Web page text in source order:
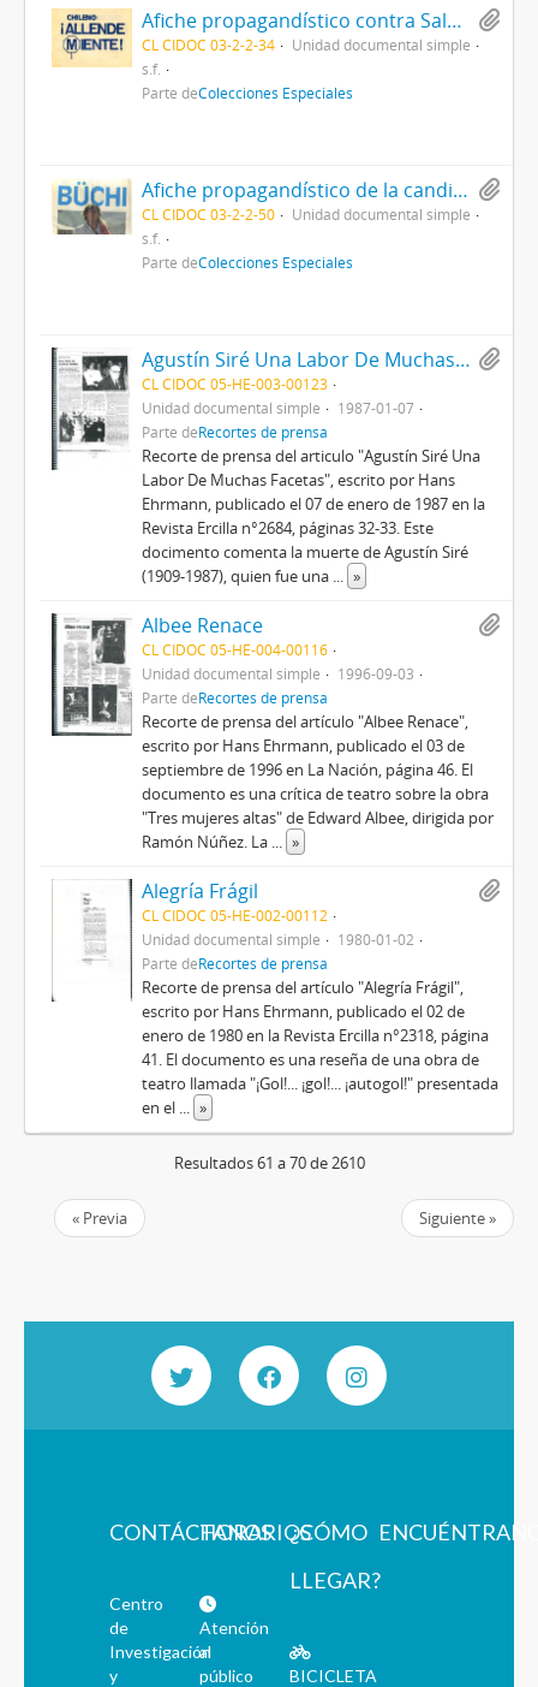
Afiche propagandístico contra Salvador Allende
CL CIDOC 03-2-2-34
Unidad documental simple
s.f.
Parte deColecciones Especiales
Afiche propagandístico de la candidatura de Hernán Büchi
CL CIDOC 03-2-2-50
Unidad documental simple
s.f.
Parte deColecciones Especiales
Agustín Siré Una Labor De Muchas Facetas
CL CIDOC 05-HE-003-00123
Unidad documental simple
1987-01-07
Parte deRecortes de prensa
Recorte de prensa del articulo "Agustín Siré Una
Labor De Muchas Facetas", escrito por Hans
Ehrmann, publicado el 07 de enero de 1987 en la
Revista Ercilla n°2684, páginas 32-33. Este
docimento comenta la muerte de Agustín Siré
(1909-1987), quien fue una ... »
Albee Renace
CL CIDOC 05-HE-004-00116
Unidad documental simple
1996-09-03
Parte deRecortes de prensa
Recorte de prensa del artículo "Albee Renace",
escrito por Hans Ehrmann, publicado el 03 de
septiembre de 1996 en La Nación, página 46. El
documento es una crítica de teatro sobre la obra
"Tres mujeres altas" de Edward Albee, dirigida por
Ramón Núñez. La ... »
Alegría Frágil
CL CIDOC 05-HE-002-00112
Unidad documental simple
1980-01-02
Parte deRecortes de prensa
Recorte de prensa del artículo "Alegría Frágil",
escrito por Hans Ehrmann, publicado el 02 de
enero de 1980 en la Revista Ercilla n°2318, página
41. El documento es una reseña de una obra de
teatro llamada "¡Gol!... ¡gol!... ¡autogol!" presentada
en el ... »
Resultados 61 a 70 de 2610
« Previa Siguiente »
CONTÁCTANOS
Centro
de
Investigación
y
HORARIOS
Atención
al
público
¿CÓMO
LLEGAR?
BICICLETA